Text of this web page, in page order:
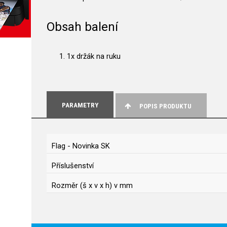
Obsah balení
1x držák na ruku
PARAMETRY POPIS PRODUKTU
Flag - Novinka SK
Příslušenství
Rozměr (š x v x h) v mm